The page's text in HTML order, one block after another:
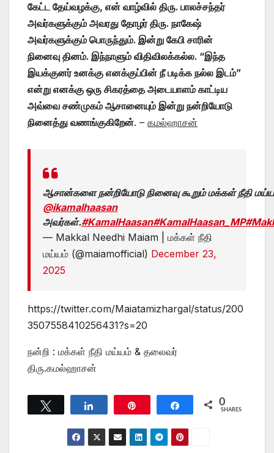
கேட்ட தேய்வழக்கு, என் வாழ்வில் திரு. பாலச்சந்தர்
அவர்களுக்கும் அவரது தோழர் திரு. நாகேஷ்
அவர்களுக்கும் பொருந்தும். இன்று கேபி சாரின்
நினைவு தினம். இந்நாளும் விதிவிலக்கல்ல. “இந்த
இயக்குனர் உனக்கு எனக்குப்பின் நீ படிக்க நல்ல இடம்”
என்று எனக்கு ஒரு சிகரத்தை அடையாளம் காட்டிய
அவ்வை சண்முகம் ஆசானையும் இன்று நன்றியோடு
நினைத்து வணங்குகிறேன். – கமல்ஹாசன்
ஆசான்களை நன்றியோடு நினைவு கூறும் மக்கள் நீதி
@ikamalhaasan
அவர்கள்.#KamalHaasan#KamalHaasan_MP
— Makkal Needhi Maiam | மக்கள் நீதி
மய்யம் (@maiamofficial) December 23,
2025
https://twitter.com/Maiatamizhargal/status/200
3507558410256431?s=20
நன்றி : மக்கள் நீதி மய்யம் & தலைவர்
திரு.கமல்ஹாசன்
Share 0
SHARES